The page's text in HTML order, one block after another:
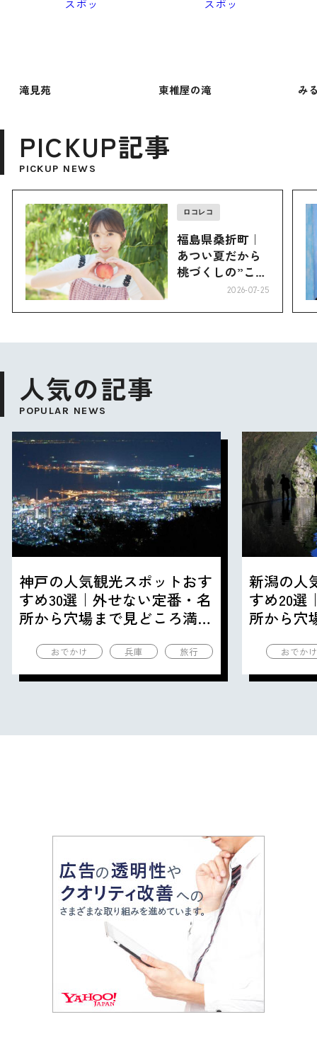
滝見苑 東椎屋の滝 み
PICKUP記事
PICKUP NEWS
ロコレコ
福島県桑折町｜
あつい夏だから
桃づくしの”こお
2026-07-25
人気の記事
POPULAR NEWS
神戸の人気観光スポットおす
すめ30選｜外せない定番・名
所から穴場まで見どころ満載
おでかけ 兵庫 旅行
新潟の人
すめ20選
所から穴
おでか